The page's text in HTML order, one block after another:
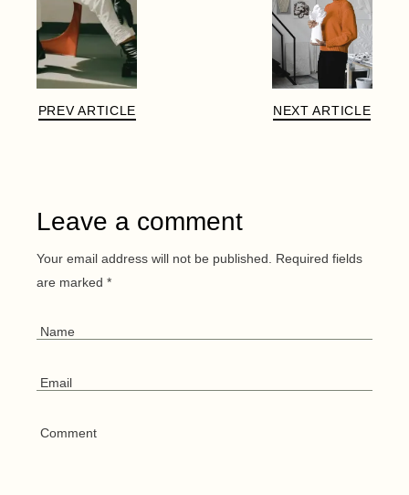
PREV ARTICLE NEXT ARTICLE
Leave a comment
Your email address will not be published. Required fields
are marked*